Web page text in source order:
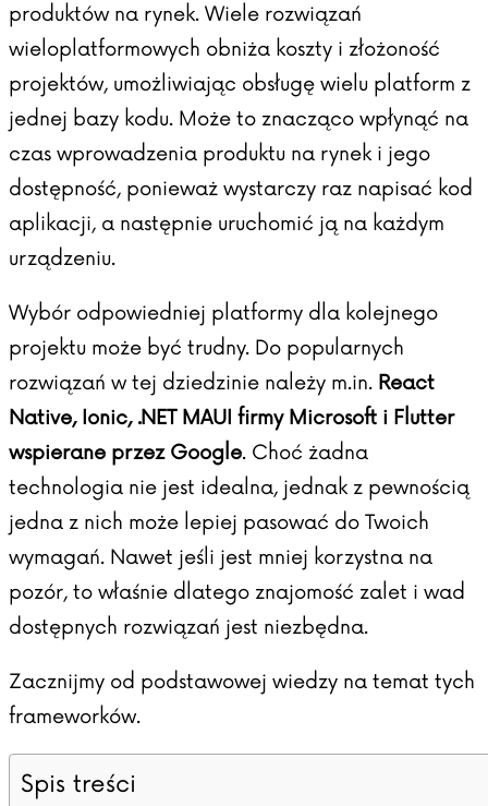
produktów na rynek. Wiele rozwiązań
wieloplatformowych obniża koszty i złożoność
projektów, umożliwiając obsługę wielu platform z
jednej bazy kodu. Może to znacząco wpłynąć na
czas wprowadzenia produktu na rynek i jego
dostępność, ponieważ wystarczy raz napisać kod
aplikacji, a następnie uruchomić ją na każdym
urządzeniu.
Wybór odpowiedniej platformy dla kolejnego
projektu może być trudny. Do popularnych
rozwiązań w tej dziedzinie należy m.in. React
Native, Ionic, .NET MAUI firmy Microsoft i Flutter
wspierane przez Google. Choć żadna
technologia nie jest idealna, jednak z pewnością
jedna z nich może lepiej pasować do Twoich
wymagań. Nawet jeśli jest mniej korzystna na
pozór, to właśnie dlatego znajomość zalet i wad
dostępnych rozwiązań jest niezbędna.
Zacznijmy od podstawowej wiedzy na temat tych
frameworków.
Spis treści